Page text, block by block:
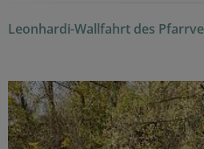
Leonhardi-Wallfahrt des